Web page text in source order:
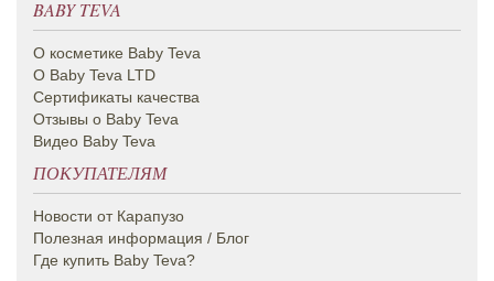
BABY TEVA
О косметике Вaby Teva
О Baby Teva LTD
Сертификаты качества
Отзывы о Baby Teva
Видео Baby Teva
ПОКУПАТЕЛЯМ
Новости от Карапузо
Полезная информация / Блог
Где купить Baby Teva?